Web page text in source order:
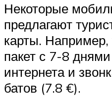
Некоторые
предлагают
карты.
пакет с 7-8
интернета и
батов (7.8 €).